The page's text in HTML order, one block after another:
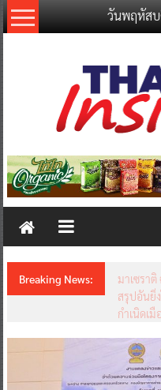
Skip
to
วันพฤหัส
Thailand
New
Breaking News:
มาเซรา
สรุปอันยิ่
กำเนิดเมื